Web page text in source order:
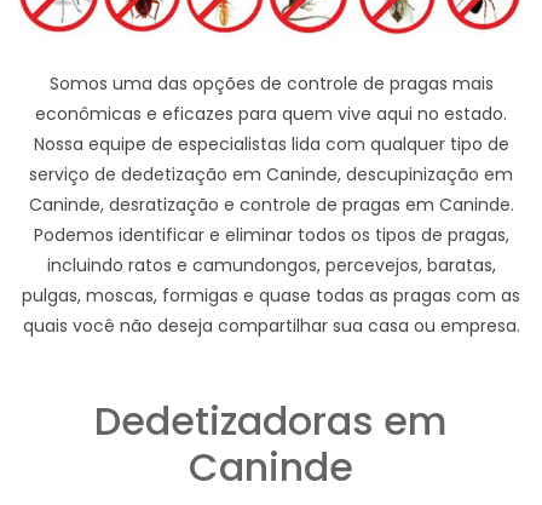
Somos uma das opções de controle de pragas mais
econômicas e eficazes para quem vive aqui no estado.
Nossa equipe de especialistas lida com qualquer tipo de
serviço de dedetização em Caninde, descupinização em
Caninde, desratização e controle de pragas em Caninde.
Podemos identificar e eliminar todos os tipos de pragas,
incluindo ratos e camundongos, percevejos, baratas,
pulgas, moscas, formigas e quase todas as pragas com as
quais você não deseja compartilhar sua casa ou empresa.
Dedetizadoras em
Caninde